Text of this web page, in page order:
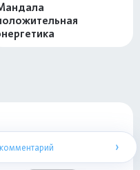
Раскраски Айфон ›